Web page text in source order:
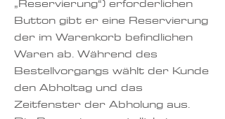
Button gibt er eine Reservierung
der im Warenkorb befindlichen
Waren ab. Während des
Bestellvorgangs wählt der Kunde
den Abholtag und das
Zeitfenster der Abholung aus.